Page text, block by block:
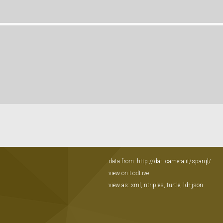
data from: http://dati.camera.it/sparql/
view on LodLive
view as: xml , ntriples, turtle, ld+json